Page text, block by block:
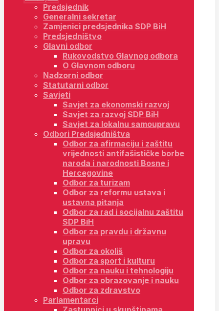
Predsjednik
Generalni sekretar
Zamjenici predsjednika SDP BiH
Predsjedništvo
Glavni odbor
Rukovodstvo Glavnog odbora
O Glavnom odboru
Nadzorni odbor
Statutarni odbor
Savjeti
Savjet za ekonomski razvoj
Savjet za razvoj SDP BiH
Savjet za lokalnu samoupravu
Odbori Predsjedništva
Odbor za afirmaciju i zaštitu
vrijednosti antifašističke borbe
naroda i narodnosti Bosne i
Hercegovine
Odbor za turizam
Odbor za reformu ustava i
ustavna pitanja
Odbor za rad i socijalnu zaštitu
SDP BiH
Odbor za pravdu i državnu
upravu
Odbor za okoliš
Odbor za sport i kulturu
Odbor za nauku i tehnologiju
Odbor za obrazovanje i nauku
Odbor za zdravstvo
Parlamentarci